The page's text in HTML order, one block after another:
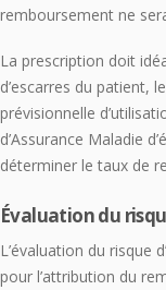
remboursement ne
La prescription doit
d’escarres du patient,
prévisionnelle
d’Assurance Maladie
déterminer le taux de
Évaluation du
L’évaluation du risque
pour l’attribution du